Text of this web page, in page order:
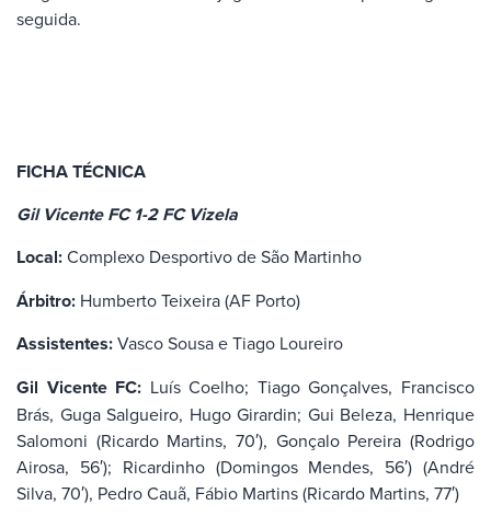
seguida.
FICHA TÉCNICA
Gil Vicente FC 1-2 FC Vizela
Local:Complexo Desportivo de São Martinho
Árbitro: Humberto Teixeira (AF Porto)
Assistentes:Vasco Sousa e Tiago Loureiro
Gil Vicente FC: Luís Coelho; Tiago Gonçalves, Francisco
Brás, Guga Salgueiro, Hugo Girardin; Gui Beleza, Henrique
Salomoni (Ricardo Martins, 70′), Gonçalo Pereira (Rodrigo
Airosa, 56′); Ricardinho (Domingos Mendes, 56′) (André
Silva, 70′), Pedro Cauã, Fábio Martins (Ricardo Martins, 77′)